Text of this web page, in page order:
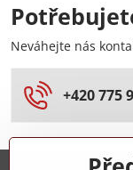
Neváhejte nás
+420 775